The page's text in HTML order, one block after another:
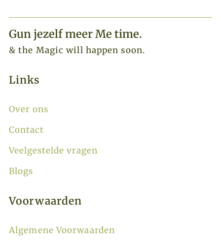
Gun jezelf meer Me time.​
& the Magic will happen soon.
Links
Over ons
Contact
Veelgestelde vragen
Blogs
Voorwaarden
Algemene Voorwaarden